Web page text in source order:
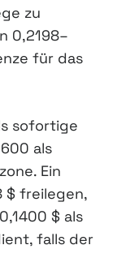
zu
0,2198–
für das
sofortige
als
Ein
$ freilegen,
$ als
falls der